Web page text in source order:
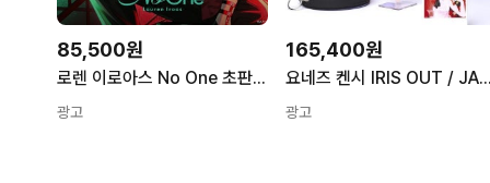
85,500원
로렌 이로아스 No One 초판 한정판 ACD+Blu-ray
광고
165,400원
요네즈 켄시 IRIS OUT / JANE DOE 초판 한정판 3형태 세트 특전포함
광고